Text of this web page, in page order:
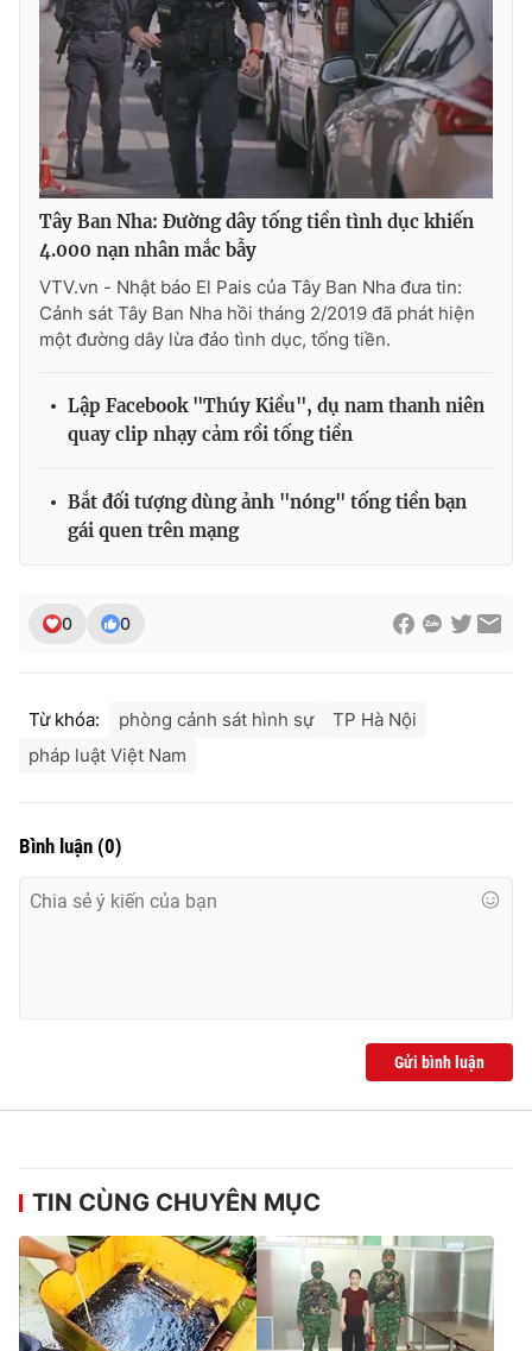
THỜI BÁO VTV
Theo dõi báo trên
Cơ quan chủ quản:Đài Truyền hình Việt Nam
Cơ quan báo chí:Thời báo VTV
Tổng Biên tập: Vũ Thanh Thủy
Tổng đài VTV: 024.38 355 931 - 024.38 355 932
Ðiện thoại Thời báo VTV: 024.66 897 897
Liên hệ quảng cáo:
Tây Ban Nha: Đường dây tống tiền tình dục khiến
4.000 nạn nhân mắc bẫy
VTV.vn - Nhật báo El Pais của Tây Ban Nha đưa tin:
Cảnh sát Tây Ban Nha hồi tháng 2/2019 đã phát hiện
một đường dây lừa đảo tình dục, tống tiền.
Lập Facebook "Thúy Kiều", dụ nam thanh niên
quay clip nhạy cảm rồi tống tiền
Bắt đối tượng dùng ảnh "nóng" tống tiền bạn
gái quen trên mạng
0 0
Từ khóa: phòng cảnh sát hình sự
TP Hà Nội
pháp luật Việt Nam
Bình luận (0)
Gửi bình luận
TIN CÙNG CHUYÊN MỤC